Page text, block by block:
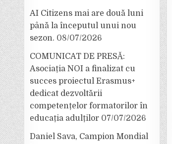
AI Citizens mai are două luni
până la începutul unui nou
sezon. 08/07/2026
COMUNICAT DE PRESĂ:
Asociația NOI a finalizat cu
succes proiectul Erasmus+
dedicat dezvoltării
competențelor formatorilor în
educația adulților 07/07/2026
Daniel Sava, Campion Mondial